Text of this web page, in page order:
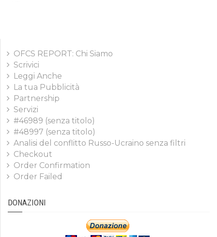
OFCS REPORT: Chi Siamo
Scrivici
Leggi Anche
La tua Pubblicità
Partnership
Servizi
#46989 (senza titolo)
#48997 (senza titolo)
Analisi del conflitto Russo-Ucraino senza filtri
Checkout
Order Confirmation
Order Failed
DONAZIONI